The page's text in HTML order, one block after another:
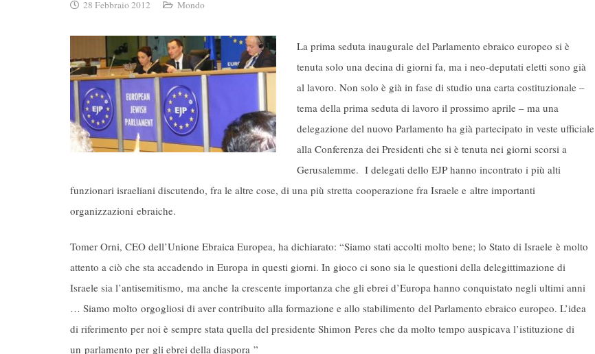
28 Febbraio 2012 Mondo
La prima seduta inaugurale del Parlamento ebraico europeo si è
tenuta solo una decina di giorni fa, ma i neo-deputati eletti sono già
al lavoro. Non solo è già in fase di studio una carta costituzionale –
tema della prima seduta di lavoro il prossimo aprile – ma una
delegazione del nuovo Parlamento ha già partecipato in veste ufficiale
alla Conferenza dei Presidenti che si è tenuta nei giorni scorsi a
Gerusalemme. I delegati dello EJP hanno incontrato i più alti
funzionari israeliani discutendo, fra le altre cose, di una più stretta cooperazione fra Israele e altre importanti
organizzazioni ebraiche.
Tomer Orni, CEO dell’Unione Ebraica Europea, ha dichiarato: “Siamo stati accolti molto bene; lo Stato di Israele è molto
attento a ciò che sta accadendo in Europa in questi giorni. In gioco ci sono sia le questioni della delegittimazione di
Israele sia l’antisemitismo, ma anche la crescente importanza che gli ebrei d’Europa hanno conquistato negli ultimi anni
… Siamo molto orgogliosi di aver contribuito alla formazione e allo stabilimento del Parlamento ebraico europeo. L’idea
di riferimento per noi è sempre stata quella del presidente Shimon Peres che da molto tempo auspicava l’istituzione di
un parlamento per gli ebrei della diaspora ”